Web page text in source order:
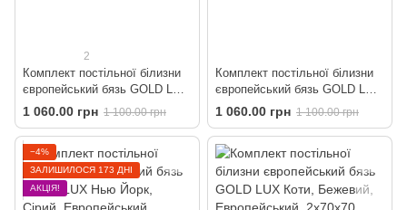
2
Комплект постільної білизни
європейський бязь GOLD LUX
Сердечки
1 060.00 грн 1 100.00 грн
Комплект постільної білизни
європейський бязь GOLD LUX
Оранж
1 060.00 грн 1 100.00 грн
−4%
ЗАЛИШИЛОСЯ 173 ДНІ
АКЦІЯ!